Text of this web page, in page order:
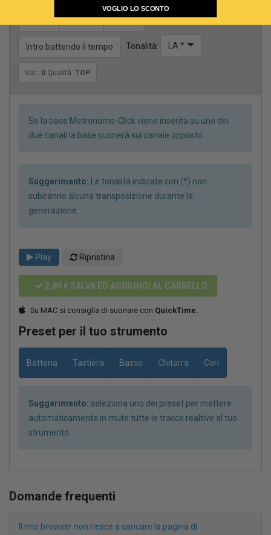
Scegli il canale per il CLICK
Sinistra Destra
Intro battendo il tempo Tonalità: LA *
Var.: 0 Qualità: TOP
Se la base Metronomo-Click viene inserita su uno dei
due canali la base suonerà sul canale opposto.
Suggerimento: Le tonalità indicate con (*) non
subiranno alcuna transposizione durante la
generazione.
Play Ripristina
2,89 € SALVA ED AGGIUNGI AL CARRELLO
Su MAC si consiglia di suonare con QuickTime.
Preset per il tuo strumento
Batteria Tastiera Basso Chitarra Cori
Suggerimento: seleziona uno dei preset per mettere
automaticamente in mute tutte le tracce realtive al tuo
strumento.
Domande frequenti
Il mio browser non riesce a caricare la pagina di
VOGLIO LO SCONTO